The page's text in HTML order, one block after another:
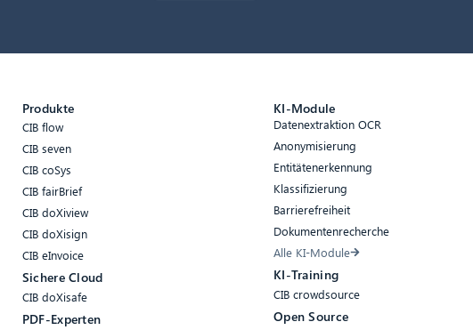
Produkte
CIB flow
CIB seven
CIB coSys
CIB fairBrief
CIB doXiview
CIB doXisign
CIB eInvoice
Sichere Cloud
CIB doXisafe
PDF-Experten
KI-Module
Datenextraktion OCR
Anonymisierung
Entitätenerkennung
Klassifizierung
Barrierefreiheit
Dokumentenrecherche
Alle KI-Module
KI-Training
CIB crowdsource
Open Source